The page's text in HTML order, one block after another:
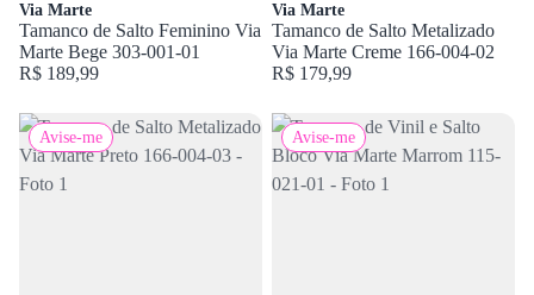
Via Marte
Tamanco de Salto Feminino Via
Marte Bege 303-001-01
R$ 189,99
Via Marte
Tamanco de Salto Metalizado
Via Marte Creme 166-004-02
R$ 179,99
Avise-me Avise-me